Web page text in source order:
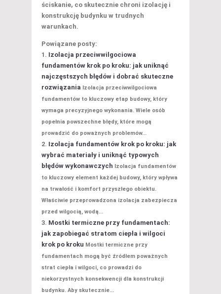
ściskanie, co skutecznie chroni izolację i
konstrukcję budynku w trudnych
warunkach.
Powiązane posty:
Izolacja przeciwwilgociowa
fundamentów krok po kroku: jak uniknąć
najczęstszych błędów i dobrać skuteczne
rozwiązania Izolacja przeciwwilgociowa
fundamentów to kluczowy etap budowy, który
wymaga precyzyjnego wykonania. Wiele osób
popełnia powszechne błędy, które mogą
prowadzić do poważnych problemów...
Izolacja fundamentów krok po kroku: jak
wybrać materiały i uniknąć typowych
błędów wykonawczych Izolacja fundamentów
to kluczowy element każdej budowy, który wpływa
na trwałość i komfort przyszłego obiektu.
Właściwie przeprowadzona izolacja zabezpiecza
przed wilgocią, wodą...
Mostki termiczne przy fundamentach:
jak zapobiegać stratom ciepła i wilgoci
krok po kroku Mostki termiczne przy
fundamentach mogą być źródłem poważnych
strat ciepła i wilgoci, co prowadzi do
niekorzystnych konsekwencji dla konstrukcji
budynku. Aby skutecznie...